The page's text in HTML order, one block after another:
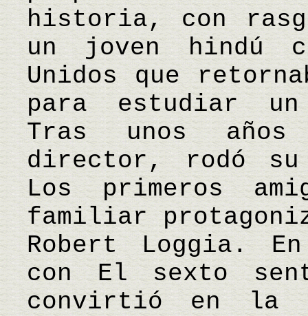
historia, con
un joven hindú
Unidos que
para estudiar
Tras unos
director, rodó su
Los primeros
familiar
Robert Loggia.
con El sexto
convirtió en la